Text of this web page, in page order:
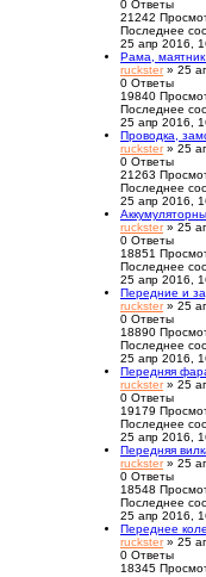
0 Ответы
21242
Последнее
25 апр 2016,
Рама,
ruckster» 25
0 Ответы
19840
Последнее
25 апр 2016,
Проводка,
ruckster» 25
0 Ответы
21263
Последнее
25 апр 2016,
ruckster» 25
0 Ответы
18851
Последнее
25 апр 2016,
Передние и
ruckster» 25
0 Ответы
18890
Последнее
25 апр 2016,
Передняя
ruckster» 25
0 Ответы
19179
Последнее
25 апр 2016,
Передняя
ruckster» 25
0 Ответы
18548
Последнее
25 апр 2016,
Переднее
ruckster» 25
0 Ответы
18345